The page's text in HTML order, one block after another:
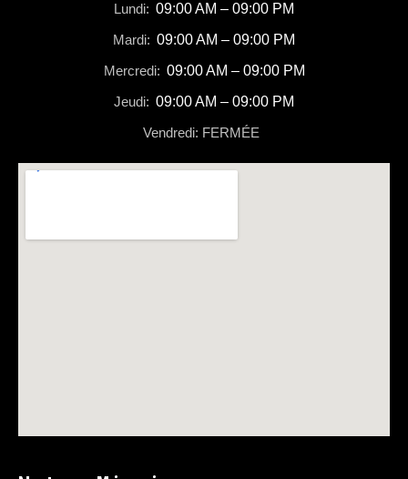
Lundi: 09:00 AM – 09:00 PM
Mardi: 09:00 AM – 09:00 PM
Mercredi: 09:00 AM – 09:00 PM
Jeudi: 09:00 AM – 09:00 PM
Vendredi: FERMÉE